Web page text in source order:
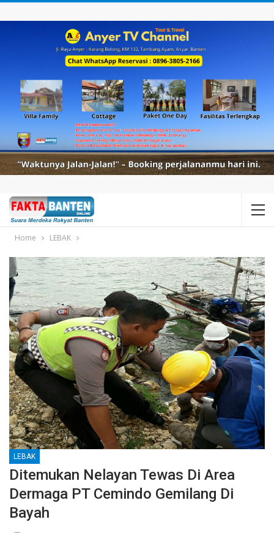
Home LEBAK
LEBAK
Ditemukan Nelayan Tewas Di Area
Dermaga PT Cemindo Gemilang Di
Bayah